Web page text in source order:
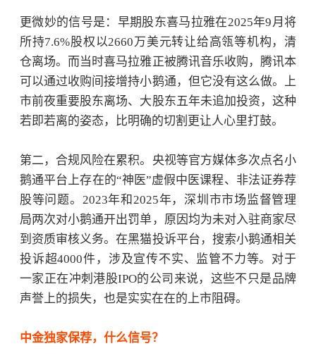
更微妙的信号是：早期股东喜马拉雅在2025年9月将
所持7.6%股权以2660万美元转让给高瓴等机构，清
仓离场。而当时喜马拉雅正被腾讯音乐收购，腾讯本
可以通过收购间接增持小鹅通，但它没有这么做。上
市前夜重要股东离场、大股东五年未追加投资，这种
若即若离的姿态，比明确的切割更让人心里打鼓。
第二，合规风险在累积。 央视等官方媒体多次点名小
鹅通平台上存在的“神医”虚假中医课程、非法证券荐
股等问题。2023年和2025年，深圳市市场监督管理
局两次对小鹅通开出罚单，原因均为未对入驻商家尽
到资质审核义务。在黑猫投诉平台，搜索小鹅通相关
投诉超4000件，涉及宣传不实、监管不力等。对于
一家正在冲刺港股IPO的公司来说，这些不只是品牌
声誉上的损失，也是实实在在的上市阻碍。
中金独家保荐，什么信号？